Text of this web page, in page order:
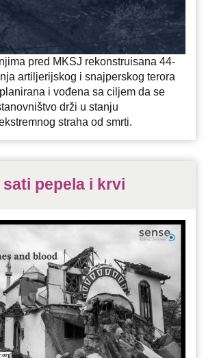
pred MKSJ rekonstruisana 44-
artiljerijskog i snajperskog terora
i vođena sa ciljem da se
drži u stanju
straha od smrti.
pepela i krvi